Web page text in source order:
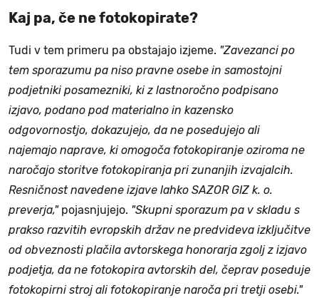
Kaj pa, če ne fotokopirate?
Tudi v tem primeru pa obstajajo izjeme. "Zavezanci po
tem sporazumu pa niso pravne osebe in samostojni
podjetniki posamezniki, ki z lastnoročno podpisano
izjavo, podano pod materialno in kazensko
odgovornostjo, dokazujejo, da ne posedujejo ali
najemajo naprave, ki omogoča fotokopiranje oziroma ne
naročajo storitve fotokopiranja pri zunanjih izvajalcih.
Resničnost navedene izjave lahko SAZOR GIZ k. o.
preverja," pojasnjujejo. "Skupni sporazum pa v skladu s
prakso razvitih evropskih držav ne predvideva izključitve
od obveznosti plačila avtorskega honorarja zgolj z izjavo
podjetja, da ne fotokopira avtorskih del, čeprav poseduje
fotokopirni stroj ali fotokopiranje naroča pri tretji osebi."